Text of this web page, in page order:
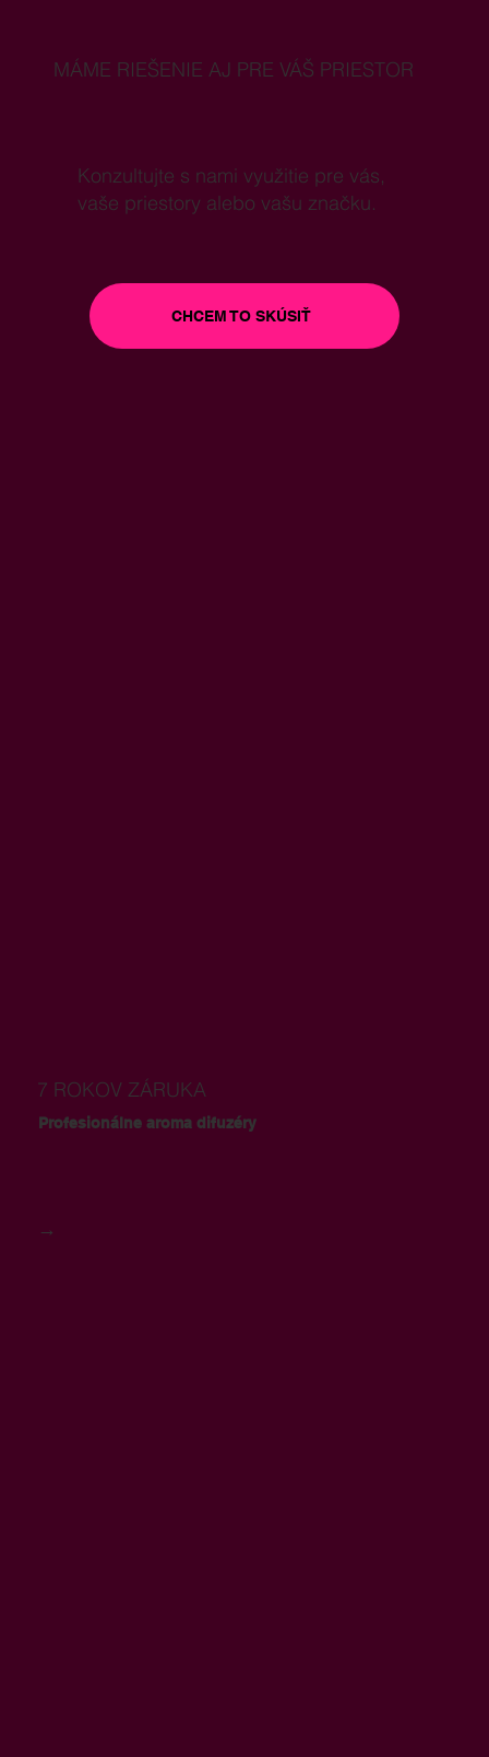
MÁME RIEŠENIE AJ PRE VÁŠ PRIESTOR
Konzultujte s nami využitie pre vás,
vaše priestory alebo vašu značku.
CHCEM TO SKÚSIŤ
7 ROKOV ZÁRUKA
Profesionálne aroma difuzéry
→